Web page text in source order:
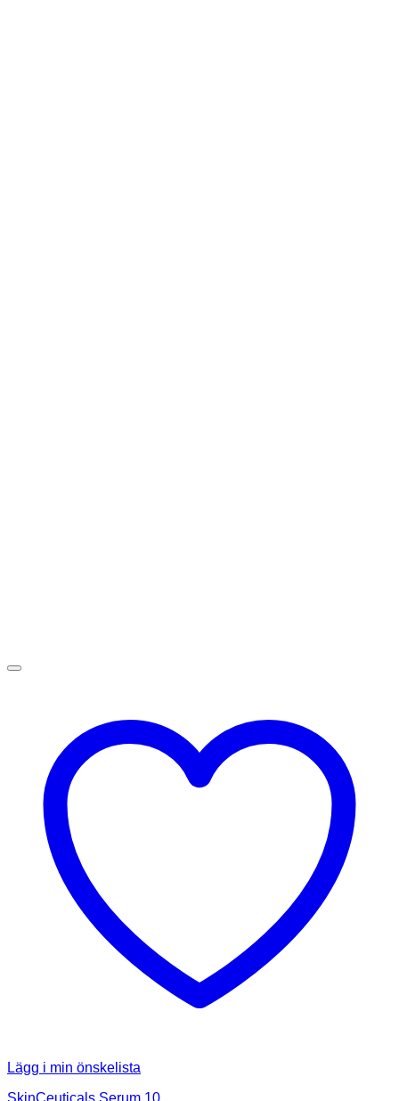
Lägg i min önskelista
SkinCeuticals Serum 10